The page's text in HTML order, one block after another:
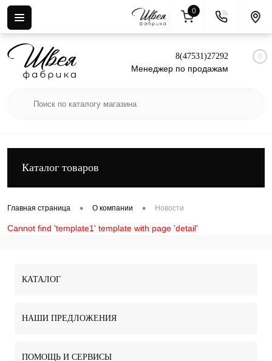
Вход Регистрация
8(47531)27292
Менеджер по продажам
0
Каталог товаров
Главная страница • О компании • Новости
Cannot find 'template1' template with page 'detail'
КАТАЛОГ
НАШИ ПРЕДЛОЖЕНИЯ
ПОМОЩЬ И СЕРВИСЫ
0